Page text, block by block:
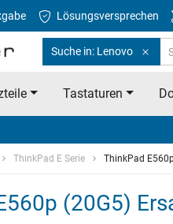
Lösungsversprechen
Suche in: Lenovo
Tastaturen
ThinkPad E Serie ThinkPad
(20G5)